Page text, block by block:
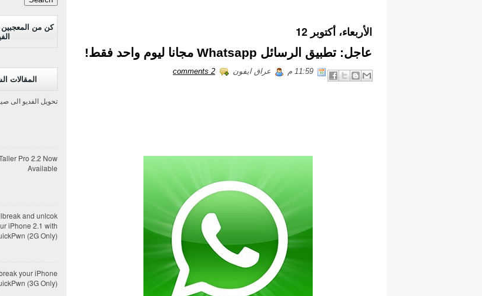
الأربعاء، أكتوبر 12
عاجل: تطبيق الرسائل Whatsapp مجانا ليوم واحد فقط!
عراق ايفون 2 comments
كن من
المقالات
تحويل الفديو الى
Pro 2.2 Now
Available
and unlcok
iPhone 2.1 with
(2G Only)
your iPhone
(3G Only)